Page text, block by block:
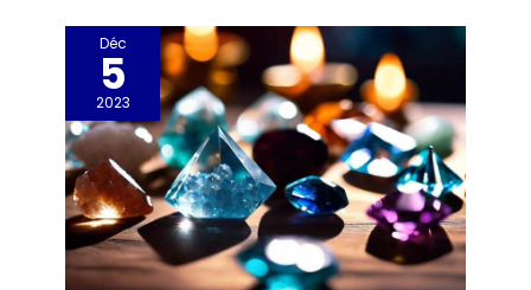
Déc
5
2023